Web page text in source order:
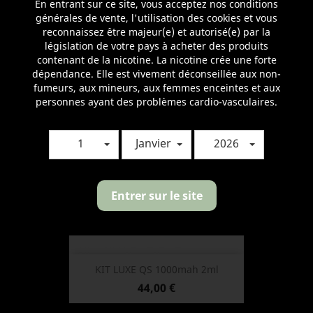
Rébelliohm Rise Of Muppets...
Prix
23,70 €
KIT LUXE QS 1000mah 2ml
Prix
44,00 €
En entrant sur ce site, vous acceptez nos conditions
générales de vente, l'utilisation des cookies et vous
reconnaissez être majeur(e) et autorisé(e) par la
législation de votre pays à acheter des produits
contenant de la nicotine. La nicotine crée une forte
dépendance. Elle est vivement déconseillée aux non-
fumeurs, aux mineurs, aux femmes enceintes et aux
personnes ayant des problèmes cardio-vasculaires.
1 Janvier 2026
Entrer sur le site